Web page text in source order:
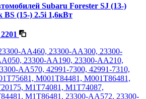
Subaru Forester SJ (13-)
BS (15-) 2.5i 1,6кВт
AA460, 23300-AA300, 23300-
23300-AA190, 23300-AA210,
AA570, 42991-7300, 42991-7310,
M001T84481, M001T86481,
M1T74081, M1T74087,
M1T86481, 23300-AA572, 23300-